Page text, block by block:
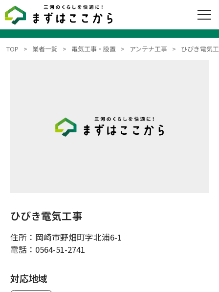
TOP 業者一覧 電気工事・設置 アンテナ工事 ひびき電気
ひびき電気工事
住所： 岡崎市野畑町字北浦6-1
電話： 0564-51-2741
対応地域